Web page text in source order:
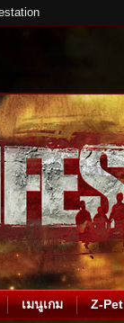
เมนูเกม Z-Pet